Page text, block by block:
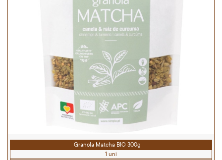
Granola Matcha BIO 300g
1 uni